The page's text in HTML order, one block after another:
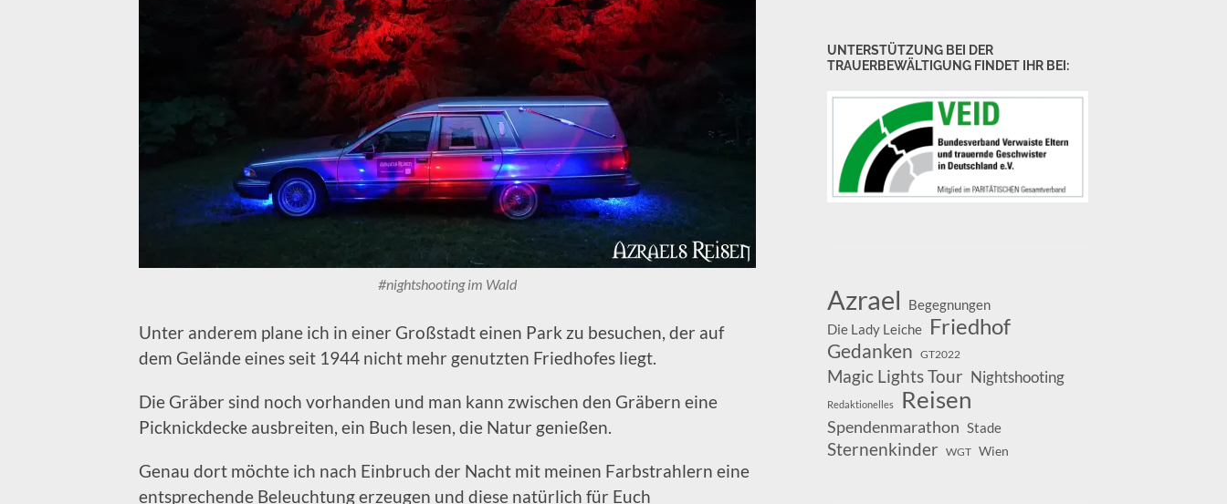
#nightshooting im Wald
Unter anderem plane ich in einer Großstadt einen Park zu besuchen, der auf
dem Gelände eines seit 1944 nicht mehr genutzten Friedhofes liegt.
Die Gräber sind noch vorhanden und man kann zwischen den Gräbern eine
Picknickdecke ausbreiten, ein Buch lesen, die Natur genießen.
Genau dort möchte ich nach Einbruch der Nacht mit meinen Farbstrahlern eine
entsprechende Beleuchtung erzeugen und diese natürlich für Euch
UNTERSTÜTZUNG BEI DER
TRAUERBEWÄLTIGUNG FINDET IHR BEI:
Azrael
Begegnungen
Die Lady Leiche Friedhof
Gedanken GT2022
Magic Lights Tour Nightshooting
Redaktionelles Reisen
Spendenmarathon Stade
Sternenkinder WGT Wien